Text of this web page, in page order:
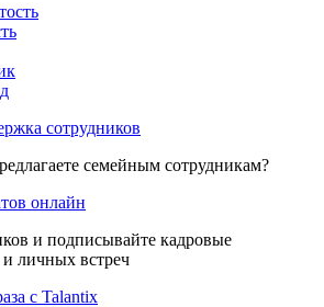
сотрудников
семейным сотрудникам?
онлайн
и подписывайте кадровые
личных встреч
с Talantix